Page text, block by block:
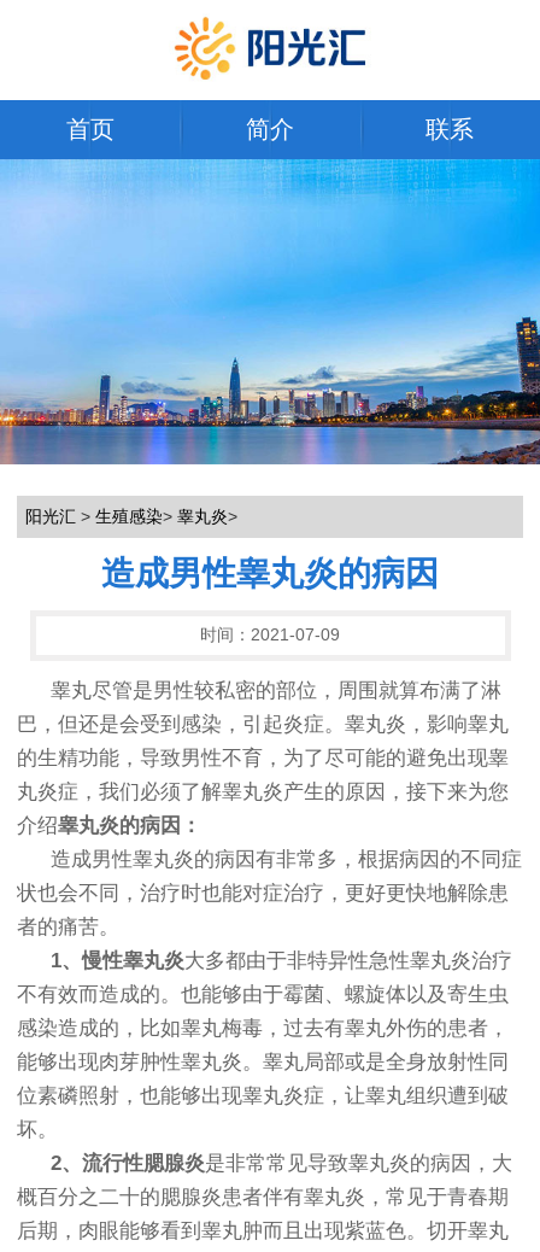
首页 简介 联系
阳光汇 > 生殖感染> 睾丸炎>
造成男性睾丸炎的病因
时间：2021-07-09
睾丸尽管是男性较私密的部位，周围就算布满了淋
巴，但还是会受到感染，引起炎症。睾丸炎，影响睾丸
的生精功能，导致男性不育，为了尽可能的避免出现睾
丸炎症，我们必须了解睾丸炎产生的原因，接下来为您
介绍睾丸炎的病因：
造成男性睾丸炎的病因有非常多，根据病因的不同症
状也会不同，治疗时也能对症治疗，更好更快地解除患
者的痛苦。
1、慢性睾丸炎大多都由于非特异性急性睾丸炎治疗
不有效而造成的。也能够由于霉菌、螺旋体以及寄生虫
感染造成的，比如睾丸梅毒，过去有睾丸外伤的患者，
能够出现肉芽肿性睾丸炎。睾丸局部或是全身放射性同
位素磷照射，也能够出现睾丸炎症，让睾丸组织遭到破
坏。
2、流行性腮腺炎是非常常见导致睾丸炎的病因，大
概百分之二十的腮腺炎患者伴有睾丸炎，常见于青春期
后期，肉眼能够看到睾丸肿而且出现紫蓝色。切开睾丸